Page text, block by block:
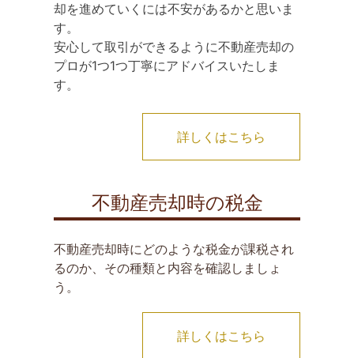
却を進めていくには不安があるかと思いま
す。
安心して取引ができるように不動産売却の
プロが1つ1つ丁寧にアドバイスいたしま
す。
詳しくはこちら
不動産売却時の税金
不動産売却時にどのような税金が課税され
るのか、その種類と内容を確認しましょ
う。
詳しくはこちら